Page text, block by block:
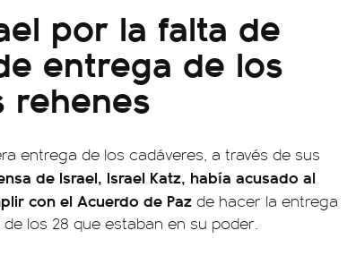
por la falta de
entrega de los
rehenes
entrega de los cadáveres, a través de sus
de Israel, Israel Katz, había acusado al
con el Acuerdo de Paz de hacer la entrega
los 28 que estaban en su poder.